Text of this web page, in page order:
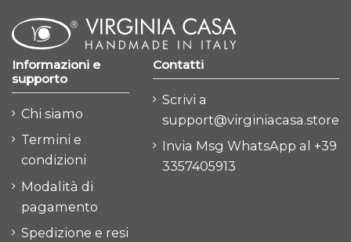
Informazioni e
supporto
Chi siamo
Termini e
condizioni
Modalità di
pagamento
Spedizione e resi
Contatti
Scrivi a
support@virginiacasa.store
Invia Msg WhatsApp al +39
3357405913